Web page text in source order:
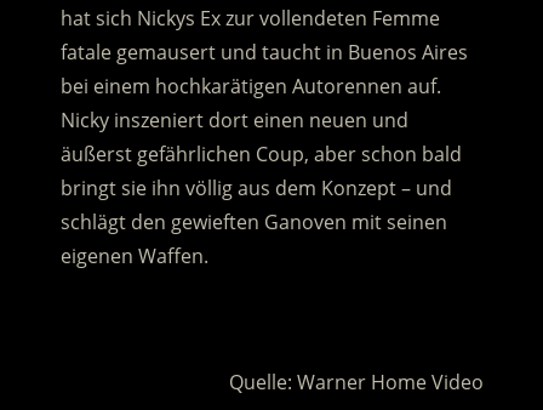
hat sich Nickys Ex zur vollendeten Femme
fatale gemausert und taucht in Buenos Aires
bei einem hochkarätigen Autorennen auf.
Nicky inszeniert dort einen neuen und
äußerst gefährlichen Coup, aber schon bald
bringt sie ihn völlig aus dem Konzept – und
schlägt den gewieften Ganoven mit seinen
eigenen Waffen.
Quelle: Warner Home Video